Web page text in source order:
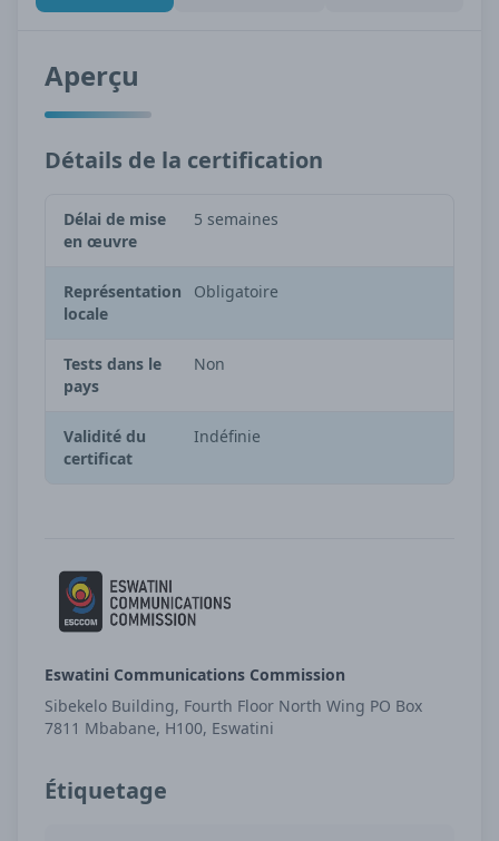
Aperçu
Détails de la certification
Délai de mise
en œuvre
5 semaines
Représentation
locale
Obligatoire
Tests dans le
pays
Non
Validité du
certificat
Indéfinie
Eswatini Communications Commission
Sibekelo Building, Fourth Floor North Wing PO Box
7811 Mbabane, H100, Eswatini
Étiquetage